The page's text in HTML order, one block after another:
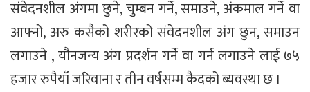
संवेदनशील अंगमा छुने, चुम्बन गर्ने, समाउने, अंकमाल गर्ने वा
आफ्नो, अरु कसैको शरीरको संवेदनशील अंग छुन, समाउन
लगाउने , यौनजन्य अंग प्रदर्शन गर्ने वा गर्न लगाउने लाई ७५
हजार रुपैयाँ जरिवाना र तीन वर्षसम्म कैदको ब्यवस्था छ ।